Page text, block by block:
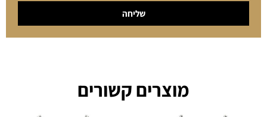
שליחה
מוצרים קשורים